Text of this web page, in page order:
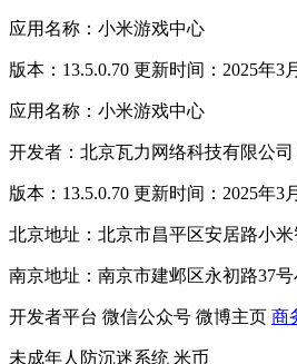
应用名称：小米游戏中心
版本：13.5.0.70 更新时间：2025年3
应用名称：小米游戏中心
开发者：北京瓦力网络科技有限公司
版本：13.5.0.70 更新时间：2025年3
北京地址：北京市昌平区安居路小米
南京地址：南京市建邺区永初路37
开发者平台 微信公众号 微博主页 商
未成年人防沉迷系统 米币